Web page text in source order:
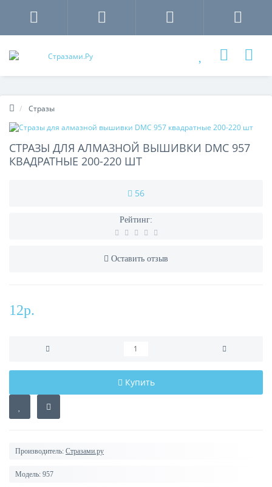
Стразы
СТРАЗЫ ДЛЯ АЛМАЗНОЙ ВЫШИВКИ DMC 957
КВАДРАТНЫЕ 200-220 ШТ
56
Рейтинг:
Оставить отзыв
12р.
Купить
Производитель: Стразами.ру
Модель: 957